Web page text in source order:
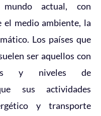
actual, con
el medio ambiente, la
Los países que
ser aquellos con
y niveles de
sus actividades
y transporte